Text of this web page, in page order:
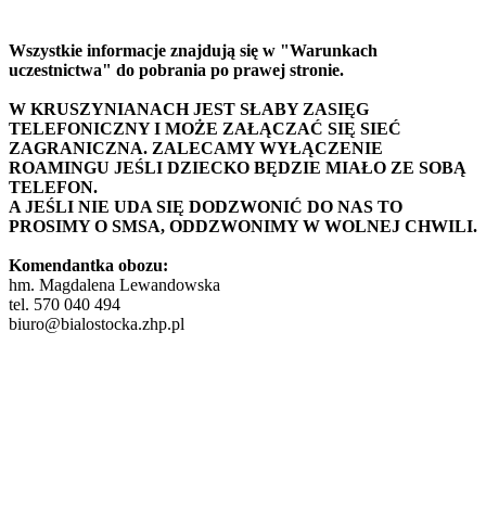
Wszystkie informacje znajdują się w "Warunkach
uczestnictwa" do pobrania po prawej stronie.
W KRUSZYNIANACH JEST SŁABY ZASIĘG
TELEFONICZNY I MOŻE ZAŁĄCZAĆ SIĘ SIEĆ
ZAGRANICZNA. ZALECAMY WYŁĄCZENIE
ROAMINGU JEŚLI DZIECKO BĘDZIE MIAŁO ZE SOBĄ
TELEFON.
A JEŚLI NIE UDA SIĘ DODZWONIĆ DO NAS TO
PROSIMY O SMSA, ODDZWONIMY W WOLNEJ CHWILI.
Komendantka obozu:
hm. Magdalena Lewandowska
tel. 570 040 494
biuro@bialostocka.zhp.pl